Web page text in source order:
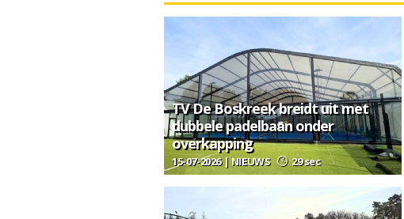
TV De Boskreek breidt uit met
dubbele padelbaan onder
overkapping
15-07-2026 | NIEUWS 29 sec